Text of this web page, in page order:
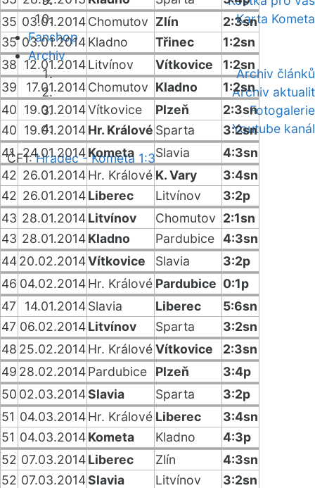
Karta Kometa
Fanshop
Archiv
Archiv článků
Archiv aktualit
Fotogalerie
Youtube kanál
ČF1:Hradec - Kometa 1:3
35 03.01.2014Chomutov Zlín
2:3sn
35 03.01.2014Kladno Třinec
1:2sn
38 12.01.2014Litvínov Vítkovice
1:2sn
39
17.01.2014Chomutov Kladno
1:2sn
40 19.01.2014Vítkovice Plzeň
2:3sn
40 19.01.2014Hr. Králové Sparta
3:2sn
41 24.01.2014Kometa Slavia
4:3sn
42 26.01.2014Hr. Králové K. Vary
3:4sn
42 26.01.2014Liberec Litvínov
3:2p
43 28.01.2014Litvínov Chomutov 2:1sn
43 28.01.2014Kladno Pardubice 4:3sn
4420.02.2014Vítkovice Slavia
3:2p
46 04.02.2014Hr. Králové Pardubice 0:1p
47
14.01.2014Slavia Liberec
5:6sn
47 06.02.2014Litvínov Sparta
3:2sn
48 25.02.2014Hr. KrálovéVítkovice
2:3sn
49 28.02.2014Pardubice Plzeň
3:4p
50 02.03.2014Slavia Sparta
3:2p
51 04.03.2014Hr. Králové Liberec
3:4sn
51 04.03.2014Kometa Kladno
4:3p
52 07.03.2014Liberec Zlín
4:3sn
52 07.03.2014Slavia Litvínov 3:2sn